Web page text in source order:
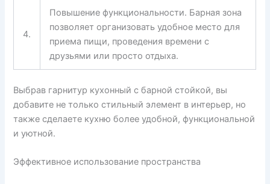
4.
Повышение функциональности. Барная зона
позволяет организовать удобное место для
приема пищи, проведения времени с
друзьями или просто отдыха.
Выбрав гарнитур кухонный с барной стойкой, вы
добавите не только стильный элемент в интерьер, но
также сделаете кухню более удобной, функциональной
и уютной.
Эффективное использование пространства